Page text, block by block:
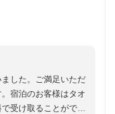
です。
た。
ゆっくりとできまし
した。ご満足いただ
宿泊のお客様はタオ
受け取ることができ